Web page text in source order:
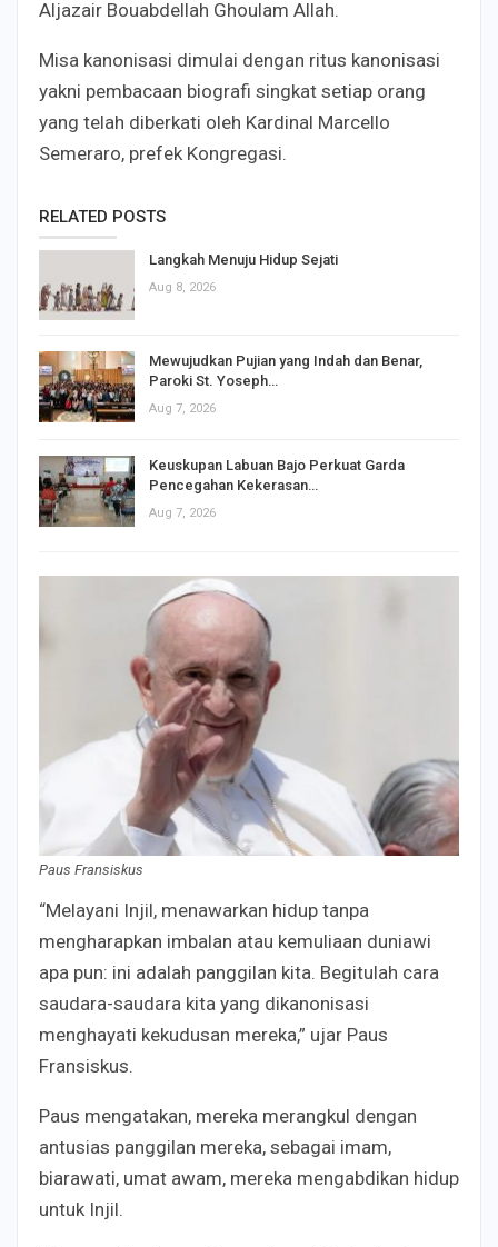
Aljazair Bouabdellah Ghoulam Allah.
Misa kanonisasi dimulai dengan ritus kanonisasi
yakni pembacaan biografi singkat setiap orang
yang telah diberkati oleh Kardinal Marcello
Semeraro, prefek Kongregasi.
RELATED POSTS
Langkah Menuju Hidup Sejati
Aug 8, 2026
Mewujudkan Pujian yang Indah dan Benar,
Paroki St. Yoseph…
Aug 7, 2026
Keuskupan Labuan Bajo Perkuat Garda
Pencegahan Kekerasan…
Aug 7, 2026
Paus Fransiskus
“Melayani Injil, menawarkan hidup tanpa
mengharapkan imbalan atau kemuliaan duniawi
apa pun: ini adalah panggilan kita. Begitulah cara
saudara-saudara kita yang dikanonisasi
menghayati kekudusan mereka,” ujar Paus
Fransiskus.
Paus mengatakan, mereka merangkul dengan
antusias panggilan mereka, sebagai imam,
biarawati, umat awam, mereka mengabdikan hidup
untuk Injil.